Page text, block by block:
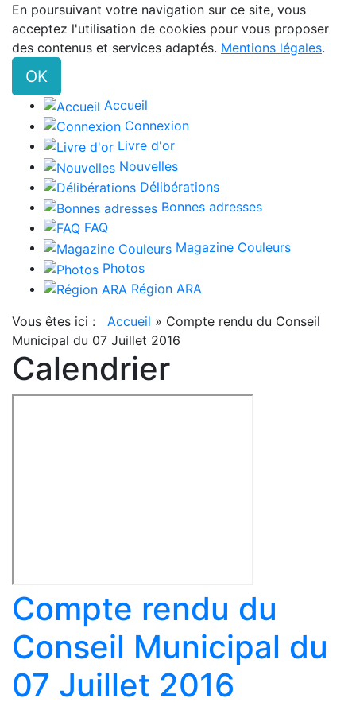
En poursuivant votre navigation sur ce site, vous
acceptez l'utilisation de cookies pour vous proposer
des contenus et services adaptés. Mentions légales.
OK
Accueil
Connexion
Livre d'or
Nouvelles
Délibérations
Bonnes adresses
FAQ
Magazine Couleurs
Photos
Région ARA
Vous êtes ici : Accueil » Compte rendu du Conseil
Municipal du 07 Juillet 2016
Calendrier
Compte rendu du
Conseil Municipal du
07 Juillet 2016